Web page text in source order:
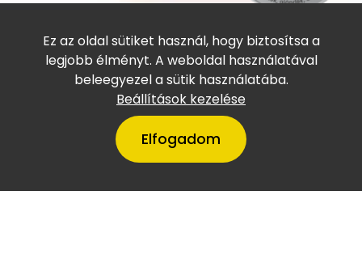
Ez az oldal sütiket használ, hogy biztosítsa a
legjobb élményt. A weboldal használatával
beleegyezel a sütik használatába.
Beállítások kezelése
Elfogadom
A VillámTúra Magyarország
legtőkeerősebb cégei között